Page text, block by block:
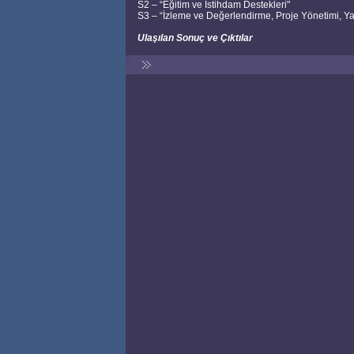
S2 – “Eğitim ve İstihdam Destekleri"
S3 – “İzleme ve Değerlendirme, Proje Yönetimi,
Ulaşılan Sonuç ve Çıktılar